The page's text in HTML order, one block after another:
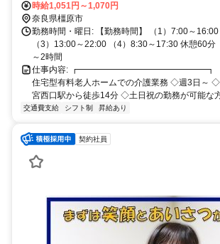
原神宮前駅から徒歩24分／近鉄南大阪線 橿原神
分
時給1,051円～1,070円
奈良県橿原市
勤務時間・曜日: 【勤務時間】 （1）7:00～
（3）13:00～22:00 （4）8:30～17:30 休憩60
～2時間
仕事内容: ┏━━━━━━━━━━━━━━━┓ 【
住宅型有料老人ホームでの介護業務 ◇週3日～
宮西口駅から徒歩14分 ◇土日祝の勤務が可能な
交通費支給 シフト制 昇給あり
契約社員